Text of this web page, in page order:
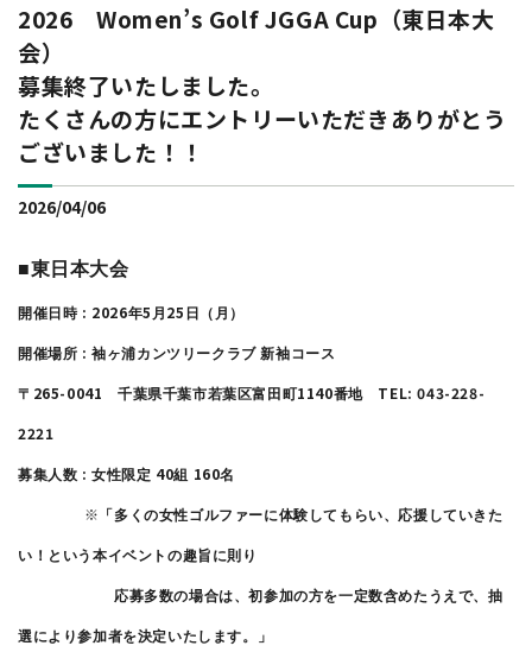
2026 Women’s Golf JGGA Cup（東日本大
会）
募集終了いたしました。
たくさんの方にエントリーいただきありがとう
ございました！！
2026/04/06
■東日本大会
開催日時: 2026年5 月 25 日（月）
開催場所 :袖ヶ浦カンツリークラブ 新袖コース
〒 265-0041 千葉県千葉市若葉区富田町1140番地 TEL: 043-228-
2221
募集人数 :女性限定 40組 160名
※ 「多くの女性ゴルファーに体験してもらい、応援していきた
い！という本イベントの趣旨に則り
応募多数の場合は、初参加の方を一定数含めたうえで、抽
選により参加者を決定いたします。」